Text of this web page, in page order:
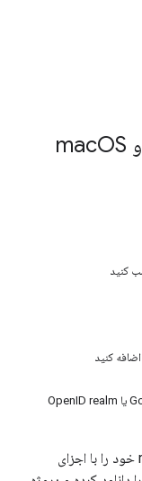
OS
کنید
قبل از اینکه بتوانید ادغام برنامه iOS یا macOS خود را با اجزای